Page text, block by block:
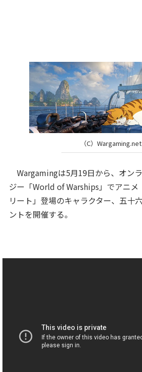
（C）Wargaming.net
Wargamingは5月19日から、オン
ジー「World of Warships」でアニメ
リート」登場のキャラクター、五十
ントを開催する。